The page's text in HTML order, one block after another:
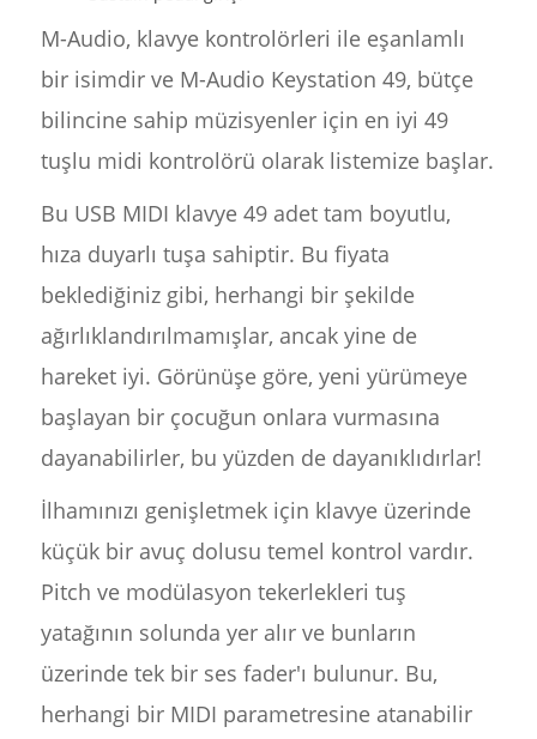
M-Audio, klavye kontrolörleri ile eşanlamlı
bir isimdir ve M-Audio Keystation 49, bütçe
bilincine sahip müzisyenler için en iyi 49
tuşlu midi kontrolörü olarak listemize başlar.
Bu USB MIDI klavye 49 adet tam boyutlu,
hıza duyarlı tuşa sahiptir. Bu fiyata
beklediğiniz gibi, herhangi bir şekilde
ağırlıklandırılmamışlar, ancak yine de
hareket iyi. Görünüşe göre, yeni yürümeye
başlayan bir çocuğun onlara vurmasına
dayanabilirler, bu yüzden de dayanıklıdırlar!
İlhamınızı genişletmek için klavye üzerinde
küçük bir avuç dolusu temel kontrol vardır.
Pitch ve modülasyon tekerlekleri tuş
yatağının solunda yer alır ve bunların
üzerinde tek bir ses fader'ı bulunur. Bu,
herhangi bir MIDI parametresine atanabilir